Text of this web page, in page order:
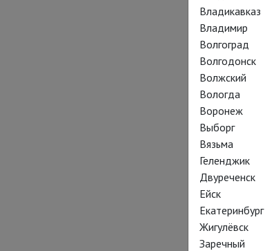
Владикавказ
Владимир
Волгоград
Волгодонск
Волжский
Вологда
Воронеж
Выборг
Вязьма
Геленджик
Двуреченск
Ейск
Екатеринбург
Жигулёвск
Заречный